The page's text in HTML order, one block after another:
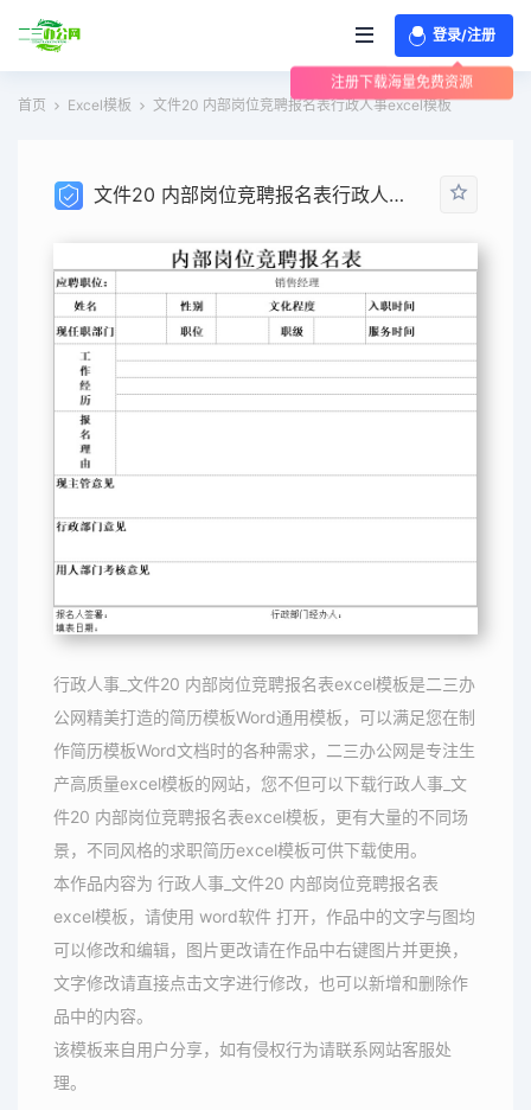
登录/注册
注册下载海量免费资源
首页
Excel模板 文件20 内部岗位竞聘报名表行政人事excel模板
文件20 内部岗位竞聘报名表行政人事excel模板
行政人事_文件20 内部岗位竞聘报名表excel模板是二三办
公网精美打造的简历模板Word通用模板，可以满足您在制
作简历模板Word文档时的各种需求，二三办公网是专注生
产高质量excel模板的网站，您不但可以下载行政人事_文
件20 内部岗位竞聘报名表excel模板，更有大量的不同场
景，不同风格的求职简历excel模板可供下载使用。
本作品内容为 行政人事_文件20 内部岗位竞聘报名表
excel模板，请使用 word软件 打开，作品中的文字与图均
可以修改和编辑，图片更改请在作品中右键图片并更换，
文字修改请直接点击文字进行修改，也可以新增和删除作
品中的内容。
该模板来自用户分享，如有侵权行为请联系网站客服处
理。